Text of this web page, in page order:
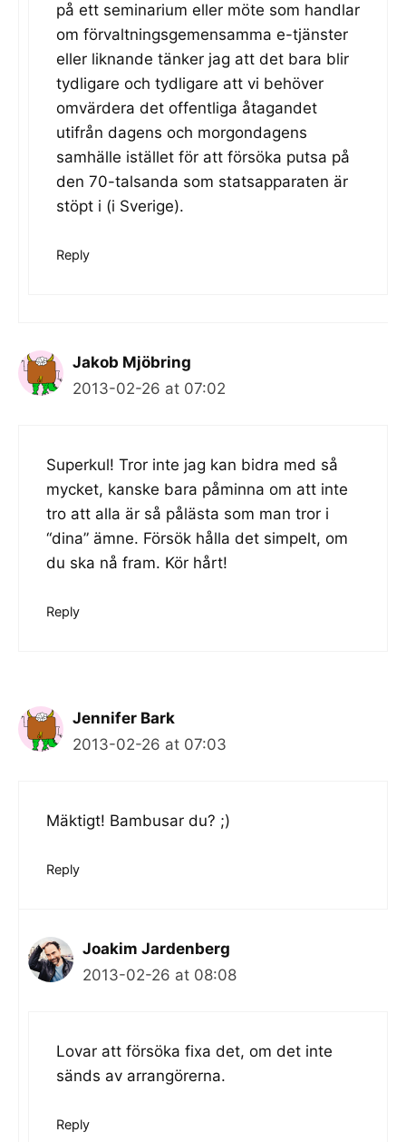
på ett seminarium eller möte som handlar
om förvaltningsgemensamma e-tjänster
eller liknande tänker jag att det bara blir
tydligare och tydligare att vi behöver
omvärdera det offentliga åtagandet
utifrån dagens och morgondagens
samhälle istället för att försöka putsa på
den 70-talsanda som statsapparaten är
stöpt i (i Sverige).
Reply
Jakob Mjöbring
2013-02-26 at 07:02
Superkul! Tror inte jag kan bidra med så
mycket, kanske bara påminna om att inte
tro att alla är så pålästa som man tror i
“dina” ämne. Försök hålla det simpelt, om
du ska nå fram. Kör hårt!
Reply
Jennifer Bark
2013-02-26 at 07:03
Mäktigt! Bambusar du? ;)
Reply
Joakim Jardenberg
2013-02-26 at 08:08
Lovar att försöka fixa det, om det inte
sänds av arrangörerna.
Reply